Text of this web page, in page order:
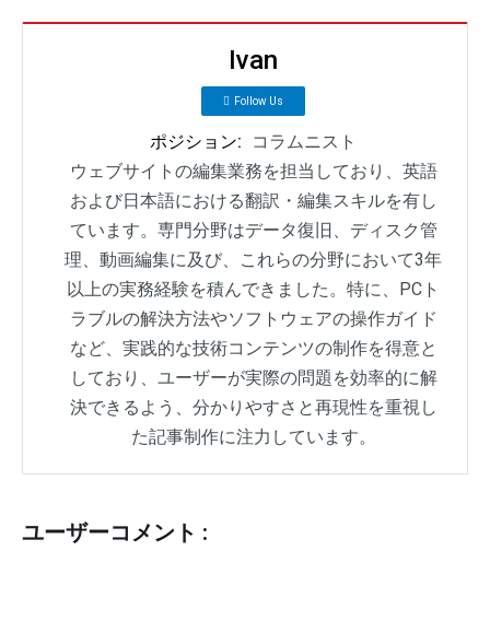
Ivan
Follow Us
ポジション:
コラムニスト
ウェブサイトの編集業務を担当しており、英語
および日本語における翻訳・編集スキルを有し
ています。専門分野はデータ復旧、ディスク管
理、動画編集に及び、これらの分野において3年
以上の実務経験を積んできました。特に、PCト
ラブルの解決方法やソフトウェアの操作ガイド
など、実践的な技術コンテンツの制作を得意と
しており、ユーザーが実際の問題を効率的に解
決できるよう、分かりやすさと再現性を重視し
た記事制作に注力しています。
ユーザーコメント :